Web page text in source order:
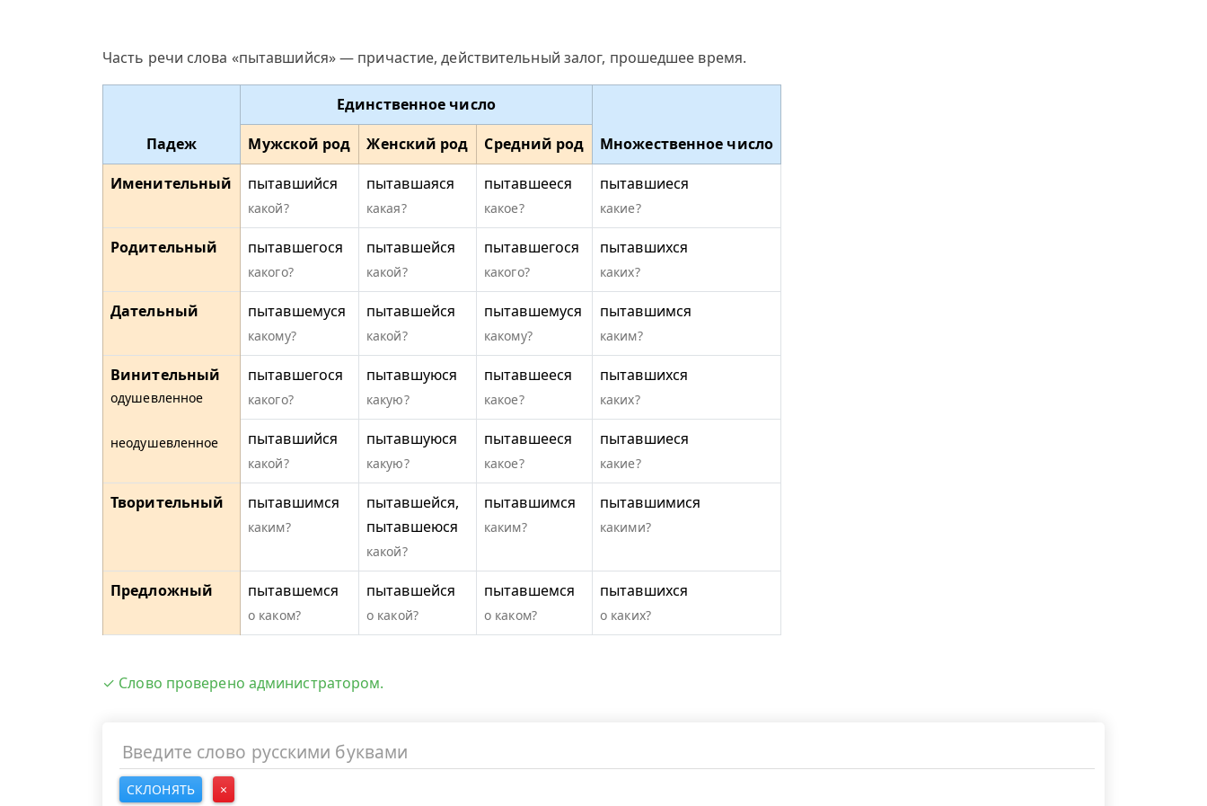
Часть речи слова «пытавшийся» — причастие, действительный залог, прошедшее время.
Падеж
Единственное число
Множественное число
Мужской род Женский род
Средний род
Именительный
пытавшийся
какой?
пытавшаяся
какая?
пытавшееся
какое?
пытавшиеся
какие?
Родительный пытавшегося
какого?
пытавшейся
какой?
пытавшегося
какого?
пытавшихся
каких?
Дательный пытавшемуся
какому?
пытавшейся
какой?
пытавшемуся
какому?
пытавшимся
каким?
Винительный
одушевленное
неодушевленное
пытавшегося
какого?
пытавшуюся
какую?
пытавшееся
какое?
пытавшихся
каких?
пытавшийся
какой?
пытавшуюся
какую?
пытавшееся
какое?
пытавшиеся
какие?
Творительный пытавшимся
каким?
пытавшейся,
пытавшеюся
какой?
пытавшимся
каким?
пытавшимися
какими?
Предложный пытавшемся
о каком?
пытавшейся
о какой?
пытавшемся
о каком?
пытавшихся
о каких?
✓ Слово проверено администратором.
СКЛОНЯТЬ ×